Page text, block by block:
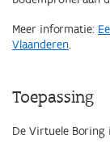
Meer informatie:
Vlaanderen.
Toepassing
De Virtuele